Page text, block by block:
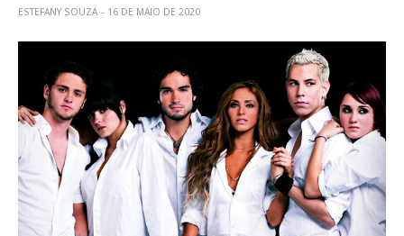
ESTEFANY SOUZA 16 DE MAIO DE 2020